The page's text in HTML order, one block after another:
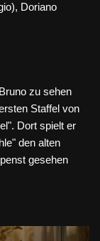
Doriano
zu sehen
Staffel von
Dort spielt er
den alten
gesehen